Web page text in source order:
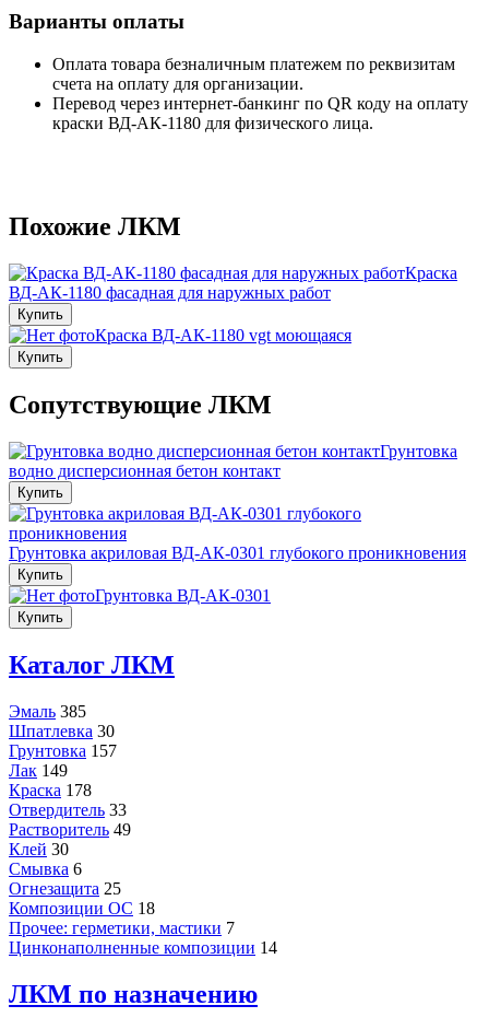
Варианты оплаты
Оплата товара безналичным платежем по реквизитам
счета на оплату для организации.
Перевод через интернет-банкинг по QR коду на оплату
краски ВД-АК-1180 для физического лица.
Похожие ЛКМ
Краска
ВД-АК-1180 фасадная для наружных работ
Купить
Краска ВД-АК-1180 vgt моющаяся
Купить
Сопутствующие ЛКМ
Грунтовка
водно дисперсионная бетон контакт
Купить
Грунтовка акриловая ВД-АК-0301 глубокого проникновения
Купить
Грунтовка ВД-АК-0301
Купить
Каталог ЛКМ
Эмаль 385
Шпатлевка 30
Грунтовка 157
Лак 149
Краска 178
Отвердитель 33
Растворитель 49
Клей 30
Смывка 6
Огнезащита 25
Композиции ОС 18
Прочее: герметики, мастики 7
Цинконаполненные композиции 14
ЛКМ по назначению